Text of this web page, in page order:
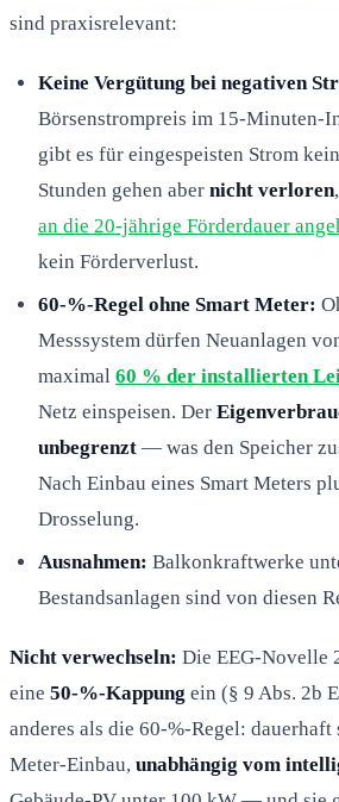
sind praxisrelevant:
Keine Vergütung bei negativen
Börsenstrompreis im 15-Minuten-
gibt es für eingespeisten Strom
Stunden gehen aber nicht verloren
an die 20-jährige Förderdauer
kein Förderverlust.
60-%-Regel ohne Smart Meter:
Messsystem dürfen Neuanlagen
maximal 60 % der installierten
Netz einspeisen. Der
unbegrenzt — was den Speicher
Nach Einbau eines Smart Meters
Drosselung.
Ausnahmen: Balkonkraftwerke
Bestandsanlagen sind von diesen
Nicht verwechseln: Die EEG-Novelle
eine 50-%-Kappung ein (§ 9 Abs. 2b
anderes als die 60-%-Regel: dauerhaft
Meter-Einbau, unabhängig vom